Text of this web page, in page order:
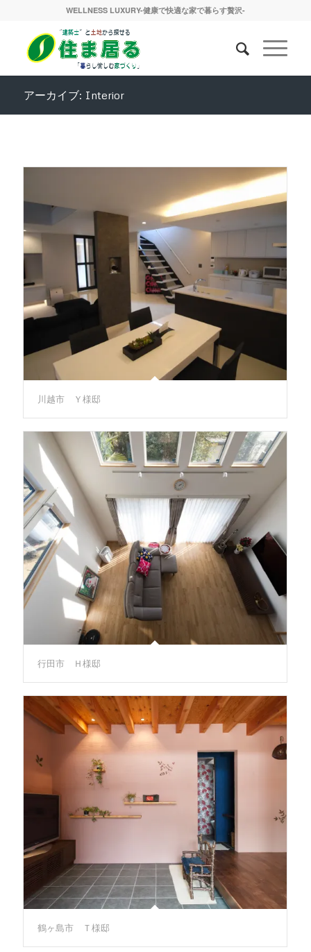
WELLNESS LUXURY-健康で快適な家で暮らす贅沢-
アーカイブ: Interior
川越市 Ｙ様邸
行田市 Ｈ様邸
鶴ヶ島市 Ｔ様邸